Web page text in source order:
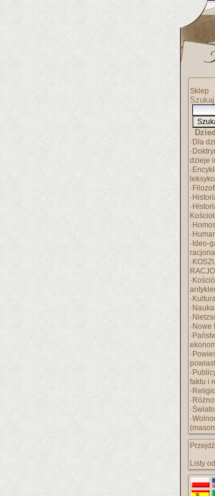
Sklep
· Dla
·
dzieje
·
·
·
·
·
·
· Ideo-
·
·
·
·
·
· Nowe
·
·
·
faktu i
·
·
·
·
Listy